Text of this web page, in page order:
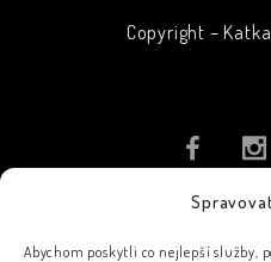
Abychom poskytli co nejlepší služby,
Copyright –
PŘIHLASTE SE
NOVINEK